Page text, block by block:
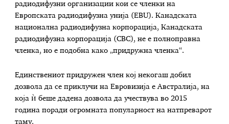
радиодифузни организации кои се членки на
Европската радиодифузна унија (EBU). Канадската
национална радиодифузна корпорација, Канадската
радиодифузна корпорација (CBC), не е полноправна
членка, но е подобна како „придружна членка“.
Единствениот придружен член кој некогаш добил
дозвола да се приклучи на Евровизија е Австралија, на
која ѝ беше дадена дозвола да учествува во 2015
година поради огромната популарност на натпреварот
таму.